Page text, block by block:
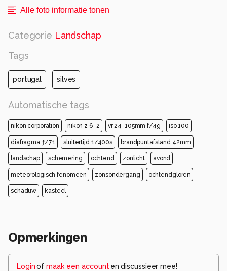
Alle foto informatie tonen
Categorie Landschap
Tags
portugal silves
Automatische tags
nikon corporation nikon z 6_2 vr 24-105mm f/4g iso 100
diafragma ƒ/7.1 sluitertijd 1/400s brandpuntafstand 42mm
landschap schemering ochtend zonlicht avond
meteorologisch fenomeen zonsondergang ochtendgloren
schaduw kasteel
Opmerkingen
Loginof maak een account en discussieer mee!